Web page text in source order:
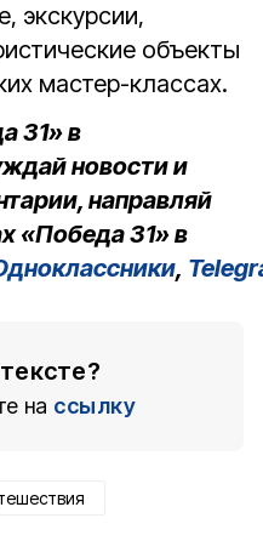
экскурсии,
объекты
мастер-классах.
31» в
новости и
направляй
«Победа 31» в
,
на ссылку